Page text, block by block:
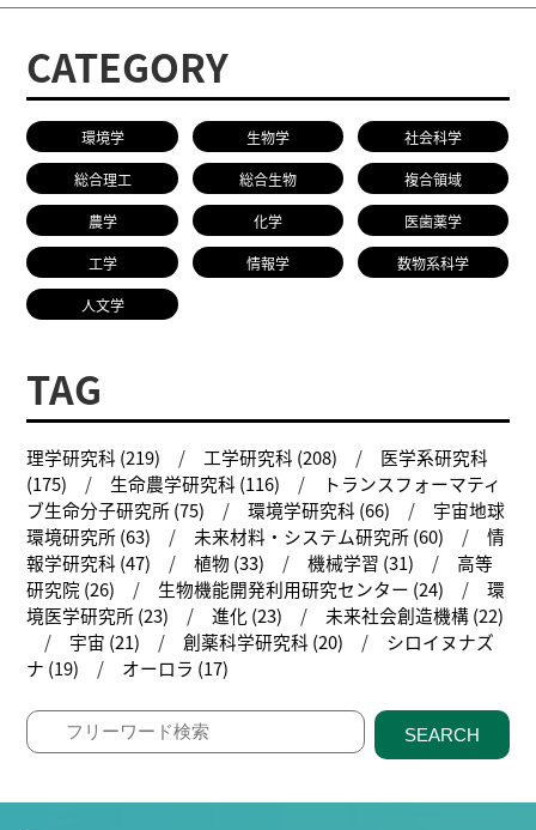
CATEGORY
環境学 生物学 社会科学
総合理工 総合生物 複合領域
農学 化学 医歯薬学
工学 情報学 数物系科学
人文学
TAG
理学研究科 (219) 工学研究科 (208)
医学系研究科
(175)
生命農学研究科 (116)
トランスフォーマティ
ブ生命分子研究所 (75)
環境学研究科 (66)
宇宙地球
環境研究所 (63)
未来材料・システム研究所 (60)
情
報学研究科 (47)
植物 (33) 機械学習 (31)
高等
研究院 (26)
生物機能開発利用研究センター (24)
環
境医学研究所 (23)
進化 (23)
未来社会創造機構 (22)
宇宙 (21)
創薬科学研究科 (20)
シロイヌナズ
ナ (19)
オーロラ (17)
SEARCH